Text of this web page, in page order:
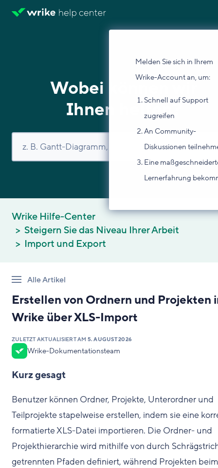
Melden Sie sich in Ihrem
Wrike-Account an, um:
Schnell auf Support
zugreifen
An Community-
Diskussionen
Eine
Lernerfahrung
Wobei können wir
Ihnen helfen?
Wrike Hilfe-Center
Steigern Sie das Niveau Ihrer Arbeit
Import und Export
Alle Artikel
Erstellen von Ordnern und Projekten
Wrike über XLS-Import
ZULETZT AKTUALISIERT AM 5. AUGUST 2026
Wrike-Dokumentationsteam
Kurz gesagt
Benutzer können Ordner, Projekte, Unterordner und
Teilprojekte stapelweise erstellen, indem sie eine
formatierte XLS-Datei importieren. Die Ordner- und
Projekthierarchie wird mithilfe von durch
getrennten Pfaden definiert, während Projekten beim